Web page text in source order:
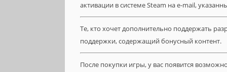
активации в системе Steam на e-mail,
Те, кто хочет дополнительно поддержать
поддержки, содержащий бонусный контент.
После покупки игры, у вас появится